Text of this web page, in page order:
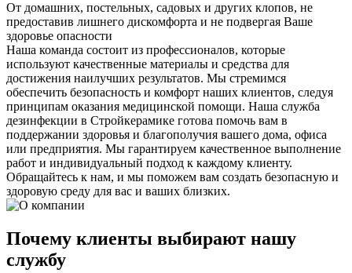
От домашних, постельных, садовых и других клопов, не
предоставив лишнего дискомфорта и не подвергая Ваше
здоровье опасности
Наша команда состоит из профессионалов, которые
используют качественные материалы и средства для
достижения наилучших результатов. Мы стремимся
обеспечить безопасность и комфорт наших клиентов, следуя
принципам оказания медицинской помощи. Наша служба
дезинфекции в Стройкерамике готова помочь вам в
поддержании здоровья и благополучия вашего дома, офиса
или предприятия. Мы гарантируем качественное выполнение
работ и индивидуальный подход к каждому клиенту.
Обращайтесь к нам, и мы поможем вам создать безопасную и
здоровую среду для вас и ваших близких.
Почему клиенты выбирают нашу
службу